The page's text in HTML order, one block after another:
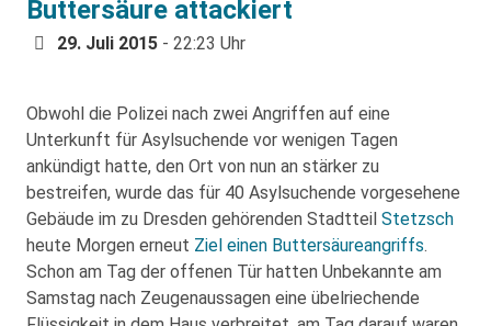
Buttersäure attackiert
29. Juli 2015 - 22:23 Uhr
Obwohl die Polizei nach zwei Angriffen auf eine
Unterkunft für Asylsuchende vor wenigen Tagen
ankündigt hatte, den Ort von nun an stärker zu
bestreifen, wurde das für 40 Asylsuchende vorgesehene
Gebäude im zu Dresden gehörenden Stadtteil Stetzsch
heute Morgen erneut Ziel einen Buttersäureangriffs.
Schon am Tag der offenen Tür hatten Unbekannte am
Samstag nach Zeugenaussagen eine übelriechende